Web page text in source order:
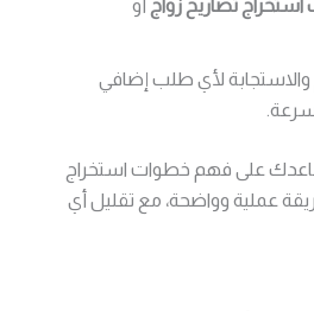
تصاريح زواج أو
والاستجابة لأي طلب إضافي
على فهم خطوات استخراج
عملية وواضحة، مع تقليل أي